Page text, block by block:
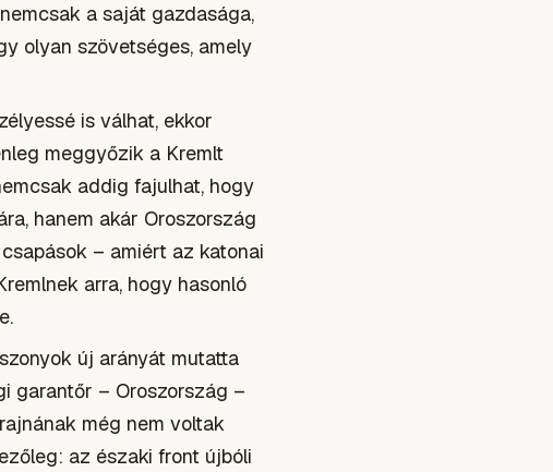
a saját gazdasága,
olyan szövetséges, amely
is válhat, ekkor
meggyőzik a Kremlt
addig fajulhat, hogy
hanem akár Oroszország
– amiért az katonai
arra, hogy hasonló
új arányát mutatta
garantőr – Oroszország –
még nem voltak
az északi front újbóli